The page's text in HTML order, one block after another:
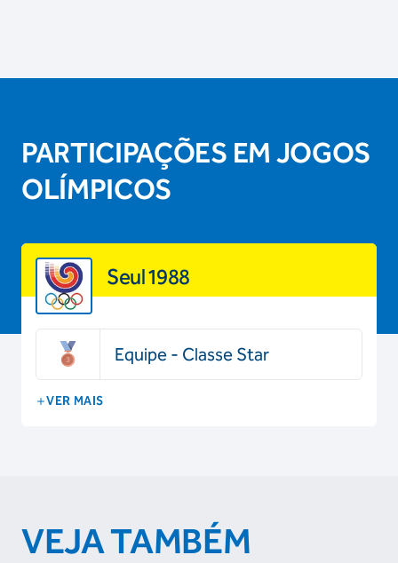
PARTICIPAÇÕES EM JOGOS
OLÍMPICOS
Seul 1988
Equipe - Classe Star
VER MAIS
VEJA TAMBÉM